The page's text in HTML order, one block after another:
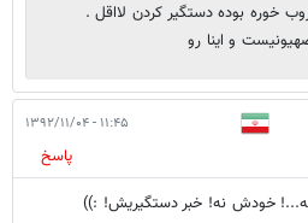
خوره بوده دستگیر کردن لااقل .
و اینا رو
۱۱:۴۵ - ۱۳۹۲/۱۱/۰۴
پاسخ
خودش نه! خبر دستگيريش! :))